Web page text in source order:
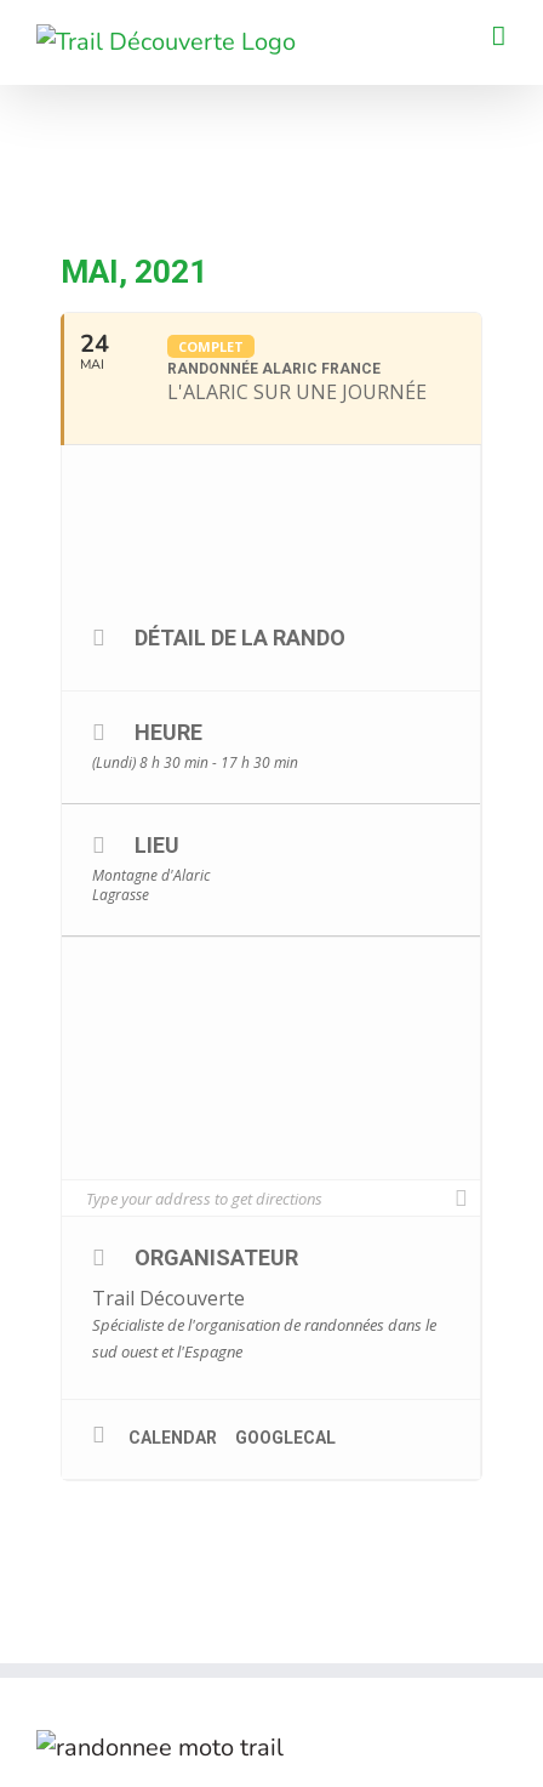
Passer
MAI, 2021
24
MAI
COMPLET
RANDONNÉE ALARIC FRANCE
L'ALARIC SUR UNE JOURNÉE
DÉTAIL DE LA RANDO
HEURE
(Lundi) 8 h 30 min - 17 h 30 min
LIEU
Montagne d'Alaric
Lagrasse
ORGANISATEUR
Trail Découverte
Spécialiste de l'organisation de randonnées dans le
sud ouest et l'Espagne
CALENDAR GOOGLECAL